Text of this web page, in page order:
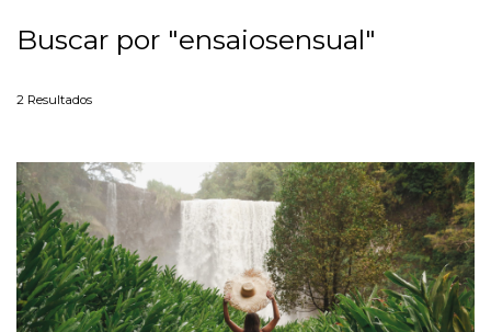
Buscar por "ensaiosensual"
2 Resultados